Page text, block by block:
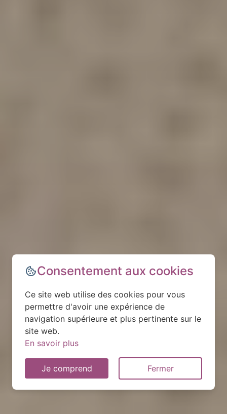
Consentement aux cookies
Ce site web utilise des cookies pour vous
permettre d'avoir une expérience de
navigation supérieure et plus pertinente sur le
site web.
En savoir plus
Je comprend Fermer